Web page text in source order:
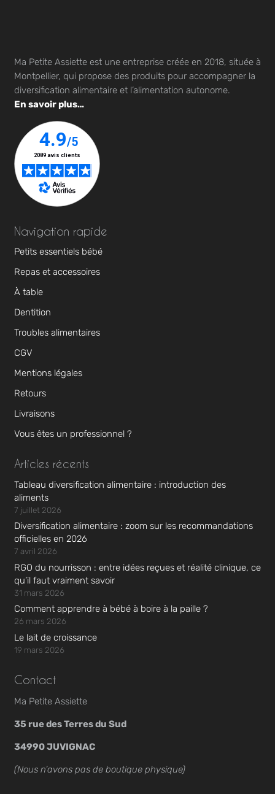
Ma Petite Assiette est une entreprise créée en 2018, située à
Montpellier, qui propose des produits pour accompagner la
diversification alimentaire et l’alimentation autonome.
En savoir plus…
Navigation rapide
Petits essentiels bébé
Repas et accessoires
À table
Dentition
Troubles alimentaires
CGV
Mentions légales
Retours
Livraisons
Vous êtes un professionnel ?
Articles récents
Tableau diversification alimentaire : introduction des
aliments
7 juillet 2026
Diversification alimentaire : zoom sur les recommandations
officielles en 2026
7 avril 2026
RGO du nourrisson : entre idées reçues et réalité clinique, ce
qu’il faut vraiment savoir
31 mars 2026
Comment apprendre à bébé à boire à la paille ?
26 mars 2026
Le lait de croissance
19 mars 2026
Contact
Ma Petite Assiette
35 rue des Terres du Sud
34990 JUVIGNAC
(Nous n’avons pas de boutique physique)